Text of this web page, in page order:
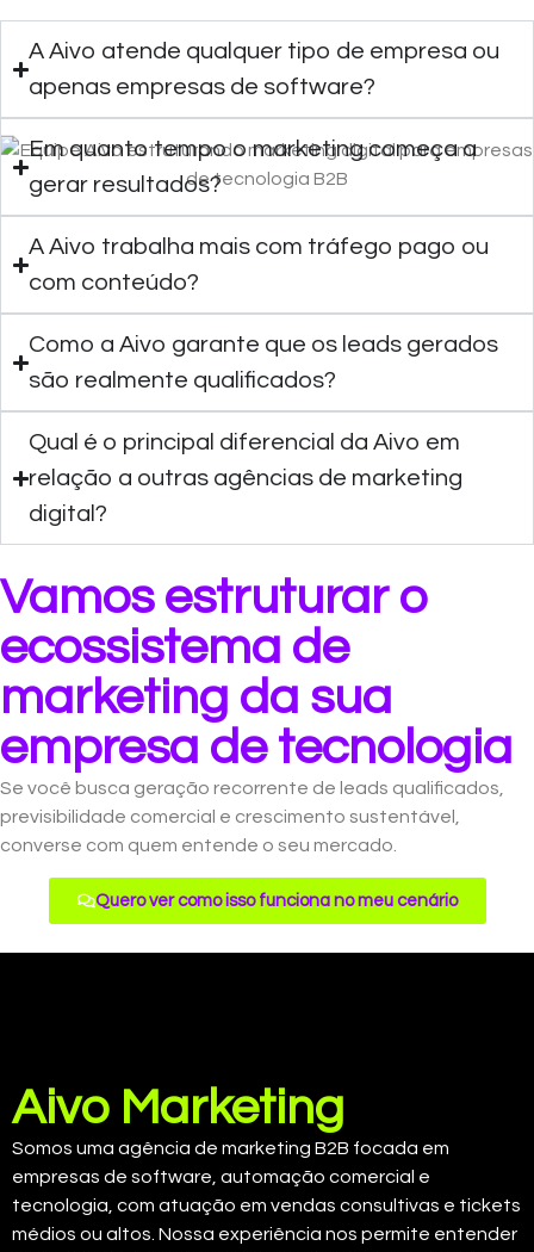
A Aivo atende qualquer tipo de empresa ou
apenas empresas de software?
Em quanto tempo o marketing começa a
gerar resultados?
A Aivo trabalha mais com tráfego pago ou
com conteúdo?
Como a Aivo garante que os leads gerados
são realmente qualificados?
Qual é o principal diferencial da Aivo em
relação a outras agências de marketing
digital?
Vamos estruturar o
ecossistema de
marketing da sua
empresa de tecnologia
Se você busca geração recorrente de leads qualificados,
previsibilidade comercial e crescimento sustentável,
converse com quem entende o seu mercado.
Quero ver como isso funciona no meu cenário
Aivo Marketing
Somos uma agência de marketing B2B focada em
empresas de software, automação comercial e
tecnologia, com atuação em vendas consultivas e tickets
médios ou altos. Nossa experiência nos permite entender